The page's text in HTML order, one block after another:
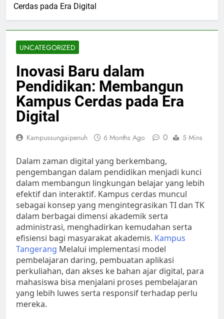
Cerdas pada Era Digital
UNCATEGORIZED
Inovasi Baru dalam
Pendidikan: Membangun
Kampus Cerdas pada Era
Digital
Kampussungaipenuh 6 Months Ago 0 5 Mins
Dalam zaman digital yang berkembang,
pengembangan dalam pendidikan menjadi kunci
dalam membangun lingkungan belajar yang lebih
efektif dan interaktif. Kampus cerdas muncul
sebagai konsep yang mengintegrasikan TI dan TK
dalam berbagai dimensi akademik serta
administrasi, menghadirkan kemudahan serta
efisiensi bagi masyarakat akademis. Kampus
Tangerang Melalui implementasi model
pembelajaran daring, pembuatan aplikasi
perkuliahan, dan akses ke bahan ajar digital, para
mahasiswa bisa menjalani proses pembelajaran
yang lebih luwes serta responsif terhadap perlu
mereka.